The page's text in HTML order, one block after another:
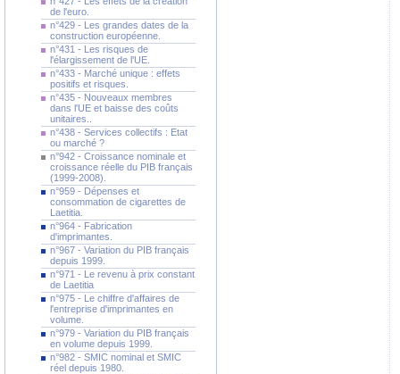
de l'euro.
n°429 - Les grandes dates de la
construction européenne.
n°431 - Les risques de
l'élargissement de l'UE.
n°433 - Marché unique : effets
positifs et risques.
n°435 - Nouveaux membres
dans l'UE et baisse des coûts
unitaires..
n°438 - Services collectifs : Etat
ou marché ?
n°942 - Croissance nominale et
croissance réelle du PIB français
(1999-2008).
n°959 - Dépenses et
consommation de cigarettes de
Laetitia.
n°964 - Fabrication
d'imprimantes.
n°967 - Variation du PIB français
depuis 1999.
n°971 - Le revenu à prix constant
de Laetitia
n°975 - Le chiffre d'affaires de
l'entreprise d'imprimantes en
volume.
n°979 - Variation du PIB français
en volume depuis 1999.
n°982 - SMIC nominal et SMIC
réel depuis 1980.